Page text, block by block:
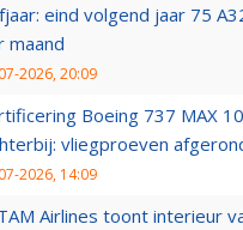
eind volgend jaar 75
maand
2026, 20:09
Boeing 737 MAX
vliegproeven
2026, 14:09
Airlines toont interieur